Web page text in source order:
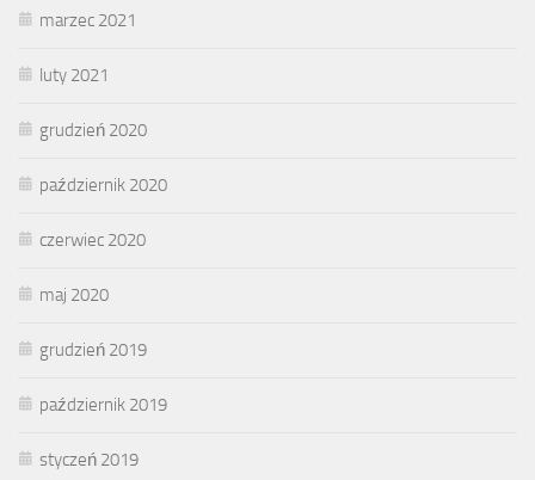
marzec 2021
luty 2021
grudzień 2020
październik 2020
czerwiec 2020
maj 2020
grudzień 2019
październik 2019
styczeń 2019